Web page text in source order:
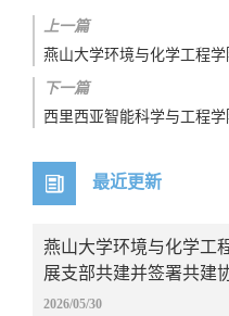
上一篇
燕山大学环境与化学工程
下一篇
西里西亚智能科学与工程
最近更新
燕山大学环境与化学工
展支部共建并签署共建
2026/05/30